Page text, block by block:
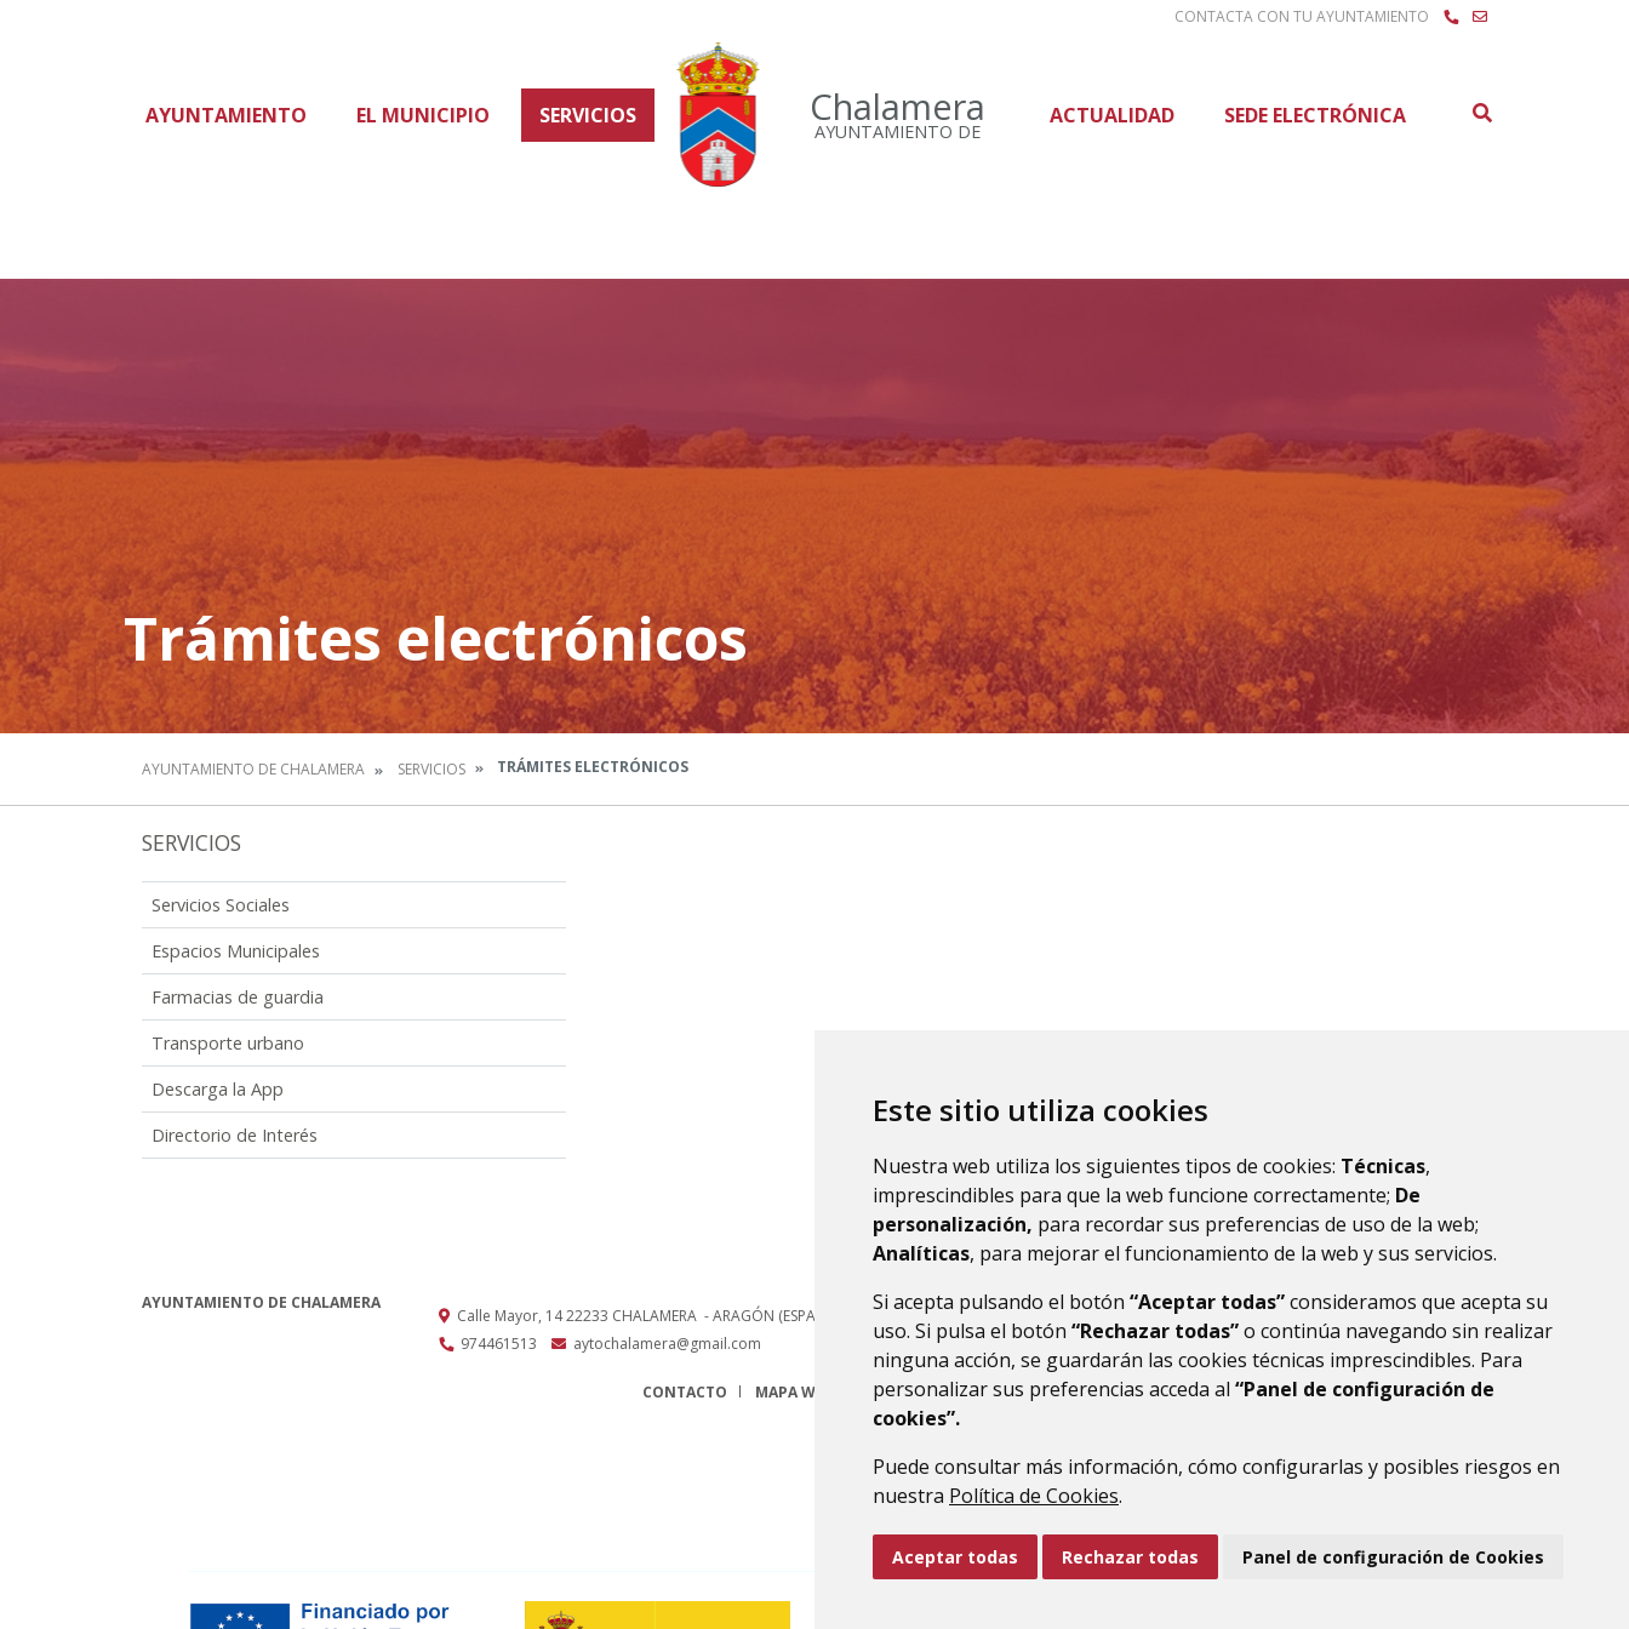
Este sitio utiliza cookies
Nuestra web utiliza los siguientes tipos de cookies: Técnicas,
imprescindibles para que la web funcione correctamente; De
personalización, para recordar sus preferencias de uso de la web;
Analíticas, para mejorar el funcionamiento de la web y sus servicios.
Si acepta pulsando el botón “Aceptar todas”consideramos que acepta su
uso. Si pulsa el botón “Rechazar todas”o continúa navegando sin realizar
ninguna acción, se guardarán las cookies técnicas imprescindibles. Para
personalizar sus preferencias acceda al “Panel de configuración de
cookies”.
Puede consultar más información, cómo configurarlas y posibles riesgos en
nuestra Política de Cookies.
Aceptar todas Rechazar todas Panel de configuración de Cookies
CONTACTA CON TU AYUNTAMIENTO
Chalamera
AYUNTAMIENTO DE
AYUNTAMIENTO EL MUNICIPIO SERVICIOS ACTUALIDAD SEDE ELECTRÓNICA
Trámites electrónicos
AYUNTAMIENTO DE CHALAMERA SERVICIOS TRÁMITES ELECTRÓNICOS
SERVICIOS
Servicios Sociales
Espacios Municipales
Farmacias de guardia
Transporte urbano
Descarga la App
Directorio de Interés
AYUNTAMIENTO DE CHALAMERA
Calle Mayor, 1422233 CHALAMERA - ARAGÓN (ESPAÑA)
974461513
aytochalamera@gmail.com
CONTACTO MAPA WEB AVISO LEGAL PROTECCIÓN DE DATOS ACCESIBILIDAD POLÍTICA DE COOKIES